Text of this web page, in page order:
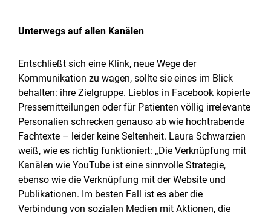
Unterwegs auf allen Kanälen
Entschließt sich eine Klink, neue Wege der
Kommunikation zu wagen, sollte sie eines im Blick
behalten: ihre Zielgruppe. Lieblos in Facebook kopierte
Pressemitteilungen oder für Patienten völlig irrelevante
Personalien schrecken genauso ab wie hochtrabende
Fachtexte – leider keine Seltenheit. Laura Schwarzien
weiß, wie es richtig funktioniert: „Die Verknüpfung mit
Kanälen wie YouTube ist eine sinnvolle Strategie,
ebenso wie die Verknüpfung mit der Website und
Publikationen. Im besten Fall ist es aber die
Verbindung von sozialen Medien mit Aktionen, die